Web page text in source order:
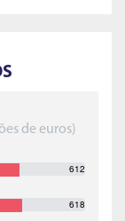
de euros)
612
618